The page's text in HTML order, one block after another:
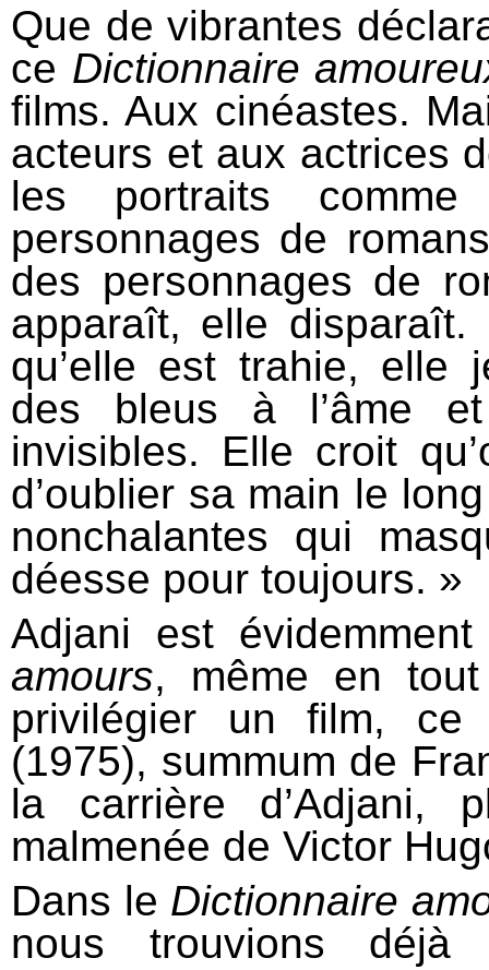
Que de vibrantes
ce Dictionnaire
films. Aux cinéastes.
acteurs et aux actrices
les portraits
personnages de
des personnages de
apparaît, elle disparaît.
qu’elle est trahie, elle
des bleus à l’âme
invisibles. Elle croit
d’oublier sa main le
nonchalantes qui
déesse pour toujours. »
Adjani est
amours, même en
privilégier un film,
(1975), summum de
la carrière d’Adjani,
malmenée de Victor
Dans le Dictionnaire
nous trouvions